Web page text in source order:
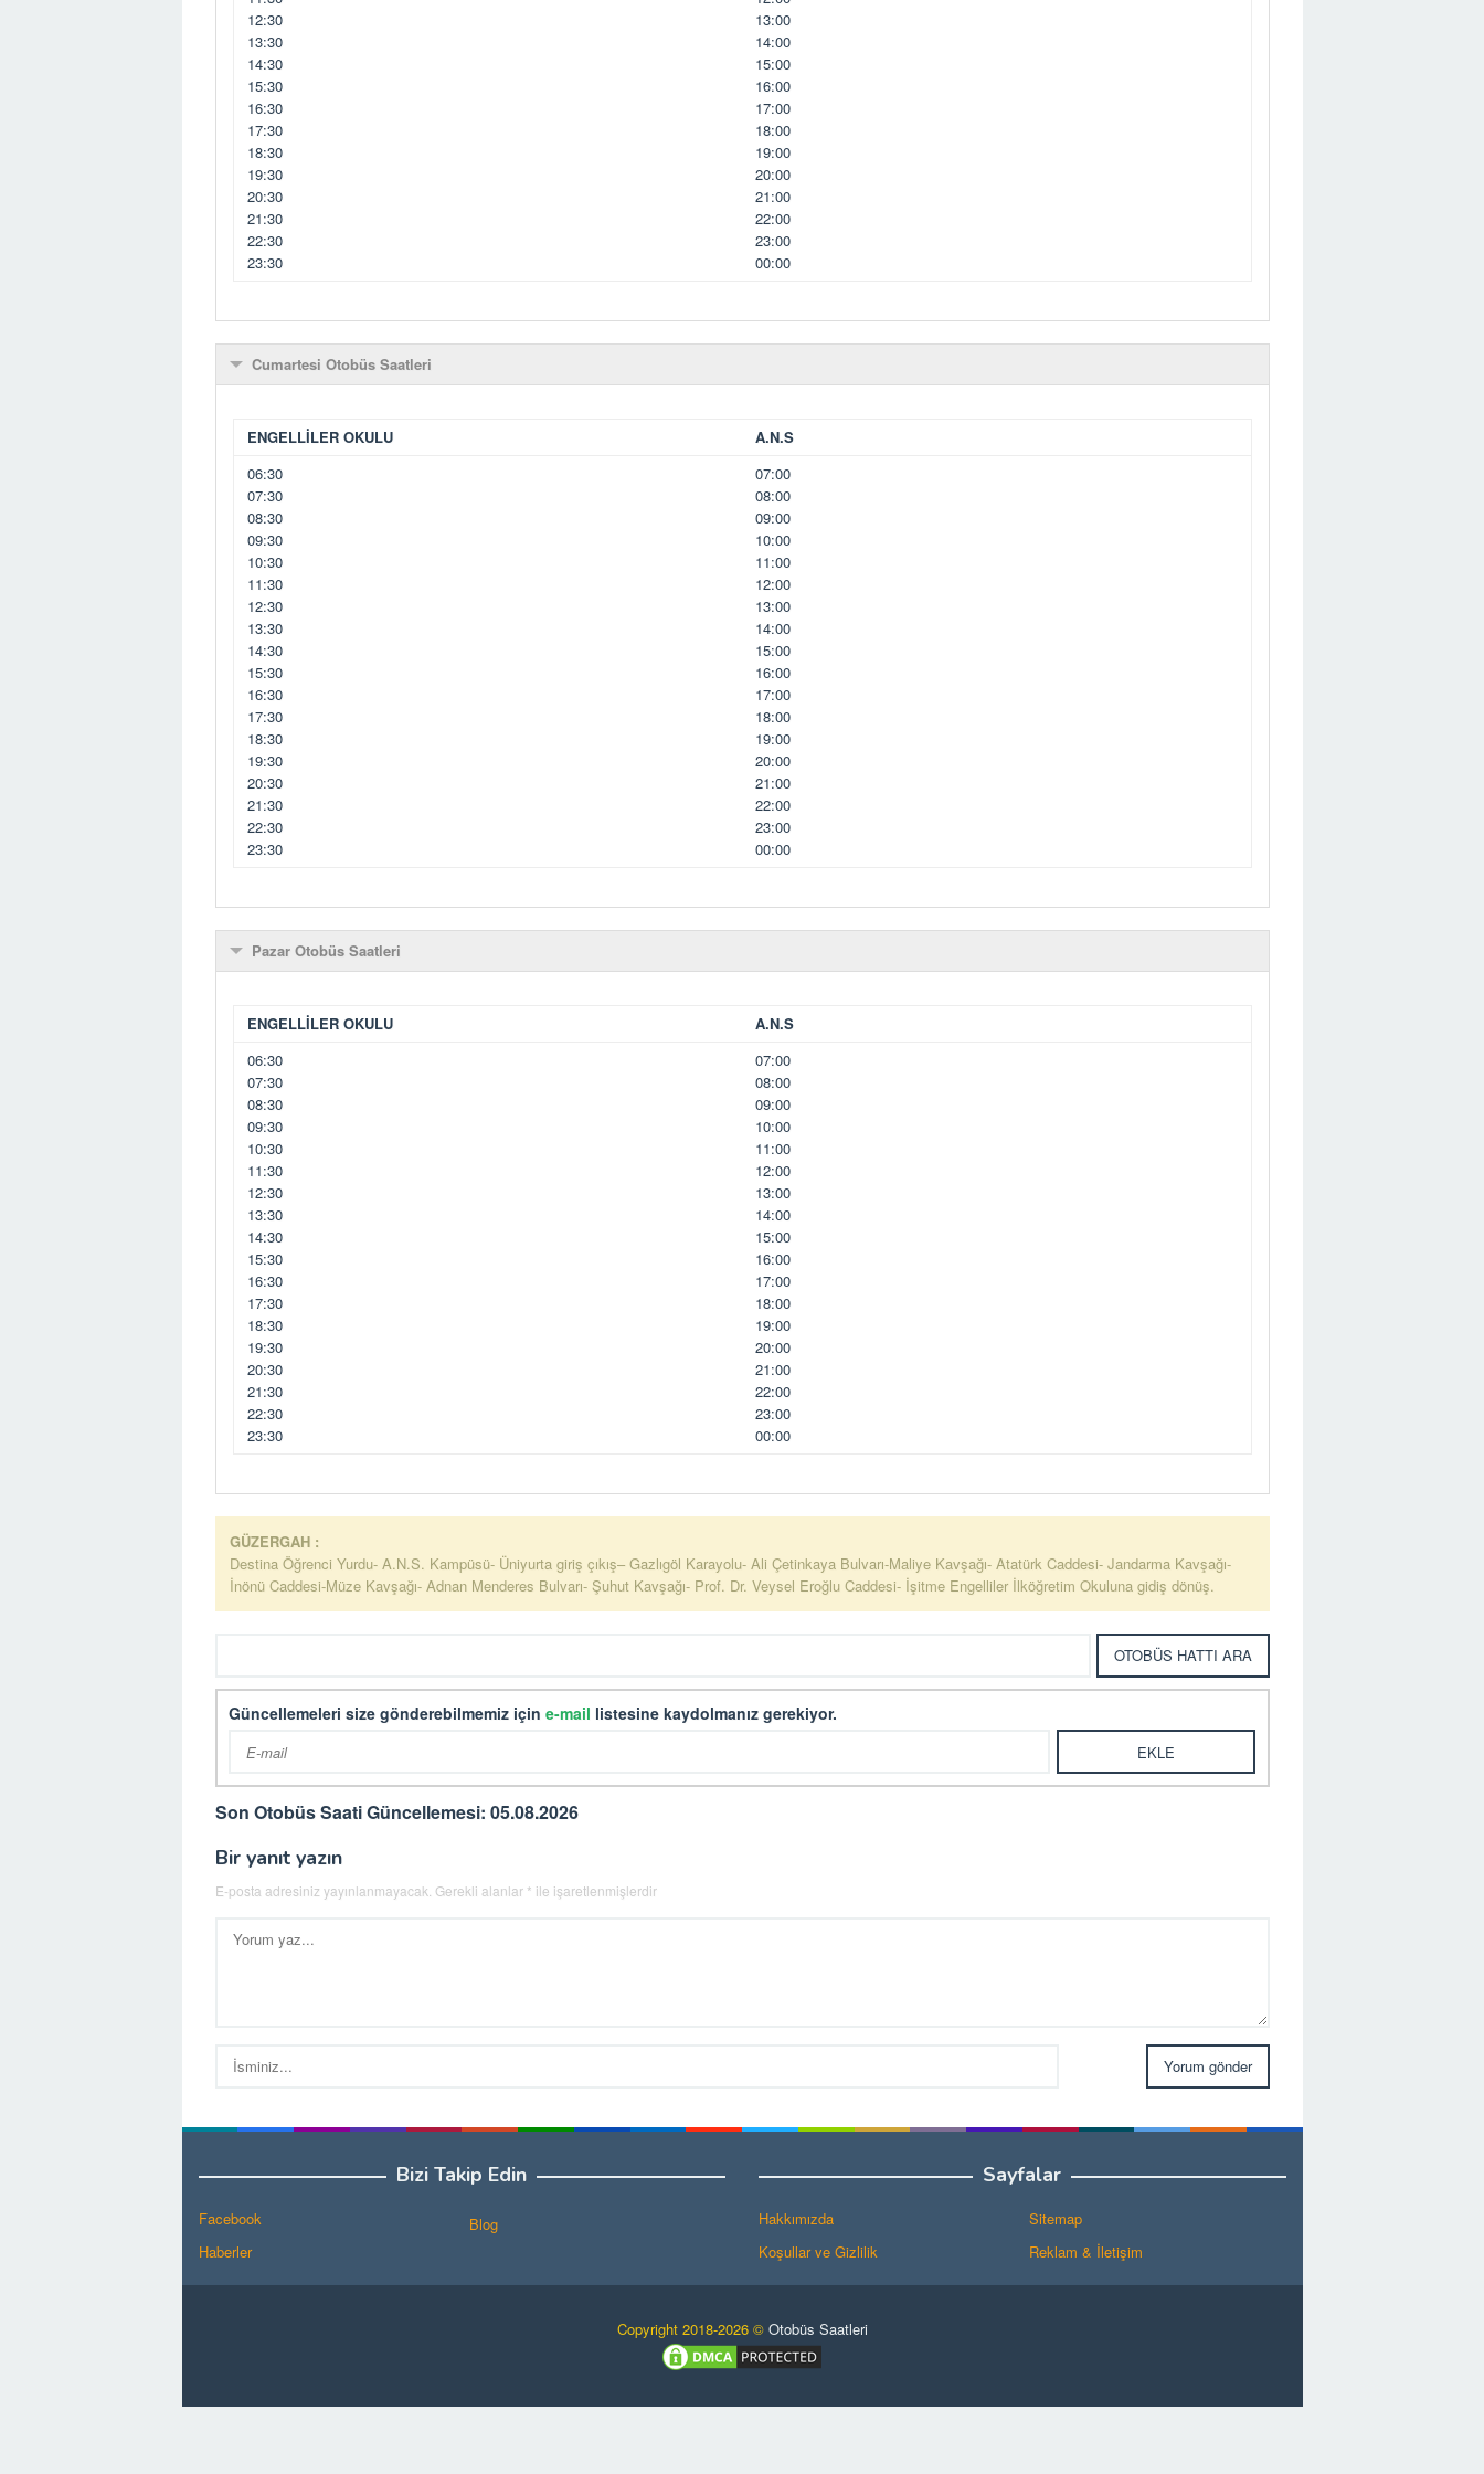
12:30
13:30
14:30
15:30
16:30
17:30
18:30
19:30
20:30
21:30
22:30
23:30
13:00
14:00
15:00
16:00
17:00
18:00
19:00
20:00
21:00
22:00
23:00
00:00
Cumartesi Otobüs Saatleri
ENGELLİLER OKULU
A.N.S
06:30
07:30
08:30
09:30
10:30
11:30
12:30
13:30
14:30
15:30
16:30
17:30
18:30
19:30
20:30
21:30
22:30
23:30
07:00
08:00
09:00
10:00
11:00
12:00
13:00
14:00
15:00
16:00
17:00
18:00
19:00
20:00
21:00
22:00
23:00
00:00
Pazar Otobüs Saatleri
ENGELLİLER OKULU
A.N.S
06:30
07:30
08:30
09:30
10:30
11:30
12:30
13:30
14:30
15:30
16:30
17:30
18:30
19:30
20:30
21:30
22:30
23:30
07:00
08:00
09:00
10:00
11:00
12:00
13:00
14:00
15:00
16:00
17:00
18:00
19:00
20:00
21:00
22:00
23:00
00:00
GÜZERGAH :
Destina Öğrenci Yurdu- A.N.S. Kampüsü- Üniyurta giriş çıkış– Gazlıgöl Karayolu- Ali Çetinkaya Bulvarı-Maliye Kavşağı- Atatürk Caddesi- Jandarma Kavşağı-
İnönü Caddesi-Müze Kavşağı- Adnan Menderes Bulvarı- Şuhut Kavşağı- Prof. Dr. Veysel Eroğlu Caddesi- İşitme Engelliler İlköğretim Okuluna gidiş dönüş.
Güncellemeleri size gönderebilmemiz için e-mail listesine kaydolmanız gerekiyor.
Son Otobüs Saati Güncellemesi: 05.08.2026
Bir yanıt yazın
E-posta adresiniz yayınlanmayacak. Gerekli alanlar * ile işaretlenmişlerdir
Bizi Takip Edin
Facebook
Haberler
Blog
Sayfalar
Hakkımızda
Koşullar ve Gizlilik
Sitemap
Reklam & İletişim
Copyright 2018-2026 © Otobüs Saatleri